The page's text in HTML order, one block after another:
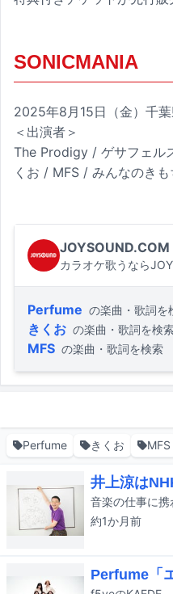
SONICMANIA
2025年8月15日（金）千
＜出演者＞
The Prodigy / ゲサフェル
くお / MFS / みんなのき
JOYSOUND.COM
カラオケ歌うなら
Perfume の楽曲・歌詞を
きくお の楽曲・歌詞を検
MFS の楽曲・歌詞を検索
Perfume きくお MFS
井上涼は
約1か月前
Perfume「